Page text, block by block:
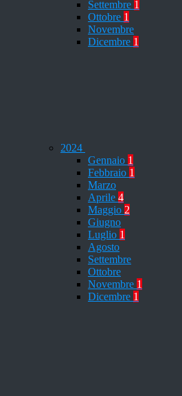
Settembre 1
Ottobre 1
Novembre
Dicembre 1
2024
Gennaio 1
Febbraio 1
Marzo
Aprile 4
Maggio 2
Giugno
Luglio 1
Agosto
Settembre
Ottobre
Novembre 1
Dicembre 1